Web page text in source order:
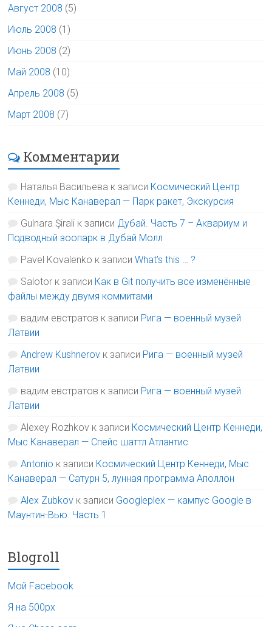
Август 2008 (5)
Июль 2008 (1)
Июнь 2008 (2)
Май 2008 (10)
Апрель 2008 (5)
Март 2008 (7)
Комментарии
Наталья Васильева к записи Космический Центр
Кеннеди, Мыс Канаверал — Парк ракет, Экскурсия
Gulnara Şirali к записи Дубай. Часть 7 – Аквариум и
Подводный зоопарк в Дубай Молл
Pavel Kovalenko к записиWhat’s this … ?
Salotor к записи Как в Git получить все изменённые
файлы между двумя коммитами
вадим евстратов к записи Рига — военный музей
Латвии
Andrew Kushnerov к записи Рига — военный музей
Латвии
вадим евстратов к записи Рига — военный музей
Латвии
Alexey Rozhkov к записи Космический Центр Кеннеди,
Мыс Канаверал — Спейс шаттл Атлантис
Antonio к записи Космический Центр Кеннеди, Мыс
Канаверал — Сатурн 5, лунная программа Аполлон
Alex Zubkov к записи Googleplex — кампус Google в
Маунтин-Вью. Часть 1
Blogroll
Мой Facebook
Я на 500px